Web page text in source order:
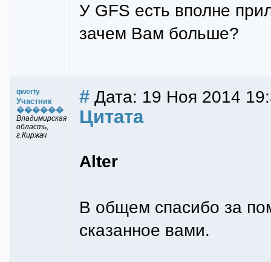
У GFS есть вполне
зачем Вам больше?
qwerty
Участник
������
Владимирская
область,
г.Киржач
# Дата: 19 Ноя 2014
Цитата
Alter
В общем спасибо за
сказанное вами.